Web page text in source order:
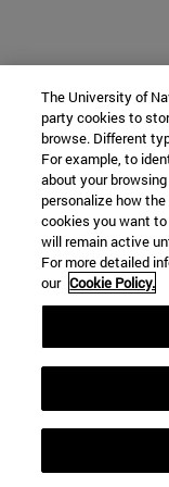
The University of
party cookies to
browse. Different
For example, to
about your
personalize how
cookies you want
will remain active
For more detailed
our Cookie Policy.